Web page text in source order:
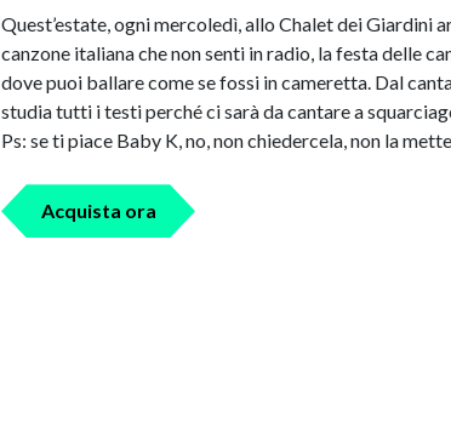
Quest’estate, ogni mercoledì, allo Chalet dei Giardini
canzone italiana che non senti in radio, la festa delle
dove puoi ballare come se fossi in cameretta. Dal
studia tutti i testi perché ci sarà da cantare a
Ps: se ti piace Baby K, no, non chiedercela, non la
Acquista ora